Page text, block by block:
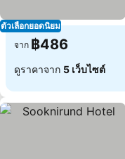
ตัวเลือกยอดนิยม
จาก ฿486
ดูราคาจาก 5 เว็บไซต์